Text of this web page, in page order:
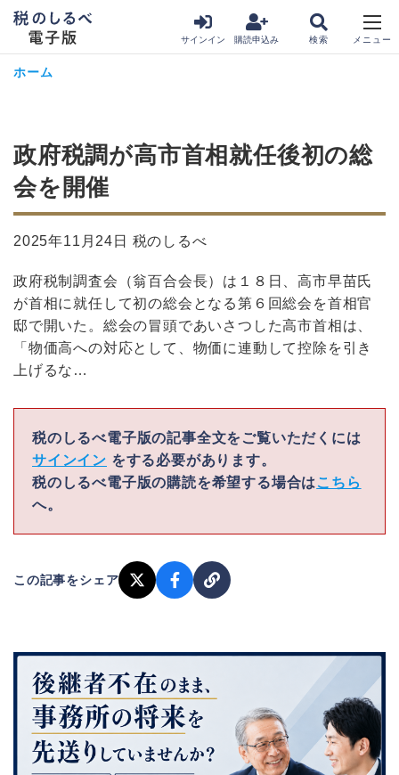
サインイン 購読申込み
ホーム
政府税調が高市首相就任後初の総
会を開催
2025年11月24日 税のしるべ
政府税制調査会（翁百合会長）は１８日、高市早苗氏
が首相に就任して初の総会となる第６回総会を首相官
邸で開いた。総会の冒頭であいさつした高市首相は、
「物価高への対応として、物価に連動して控除を引き
上げるな…
税のしるべ電子版の記事全文をご覧いただくには
サインイン をする必要があります。
税のしるべ電子版の購読を希望する場合は こちら
へ。
この記事をシェア